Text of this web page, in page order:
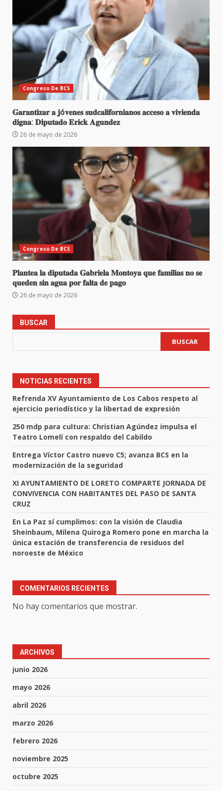
Congreso De BCS
𝐆𝐚𝐫𝐚𝐧𝐭𝐢𝐳𝐚𝐫 𝐚 𝐣ó𝐯𝐞𝐧𝐞𝐬 𝐬𝐮𝐝𝐜𝐚𝐥𝐢𝐟𝐨𝐫𝐧𝐢𝐚𝐧𝐨𝐬 𝐚𝐜𝐜𝐞𝐬𝐨 𝐚 𝐯𝐢𝐯𝐢𝐞𝐧𝐝𝐚
𝐝𝐢𝐠𝐧𝐚: 𝐃𝐢𝐩𝐮𝐭𝐚𝐝𝐨 𝐄𝐫𝐢𝐜𝐤 𝐀𝐠𝐮𝐧𝐝𝐞𝐳
26 de mayo de 2026
Congreso De BCS
𝐏𝐥𝐚𝐧𝐭𝐞𝐚 𝐥𝐚 𝐝𝐢𝐩𝐮𝐭𝐚𝐝𝐚 𝐆𝐚𝐛𝐫𝐢𝐞𝐥𝐚 𝐌𝐨𝐧𝐭𝐨𝐲𝐚 𝐪𝐮𝐞 𝐟𝐚𝐦𝐢𝐥𝐢𝐚𝐬 𝐧𝐨 𝐬𝐞
𝐪𝐮𝐞𝐝𝐞𝐧 𝐬𝐢𝐧 𝐚𝐠𝐮𝐚 𝐩𝐨𝐫 𝐟𝐚𝐥𝐭𝐚 𝐝𝐞 𝐩𝐚𝐠𝐨
26 de mayo de 2026
BUSCAR
BUSCAR
NOTICIAS RECIENTES
Refrenda XV Ayuntamiento de Los Cabos respeto al
ejercicio periodístico y la libertad de expresión
250 mdp para cultura: Christian Agúndez impulsa el
Teatro Lomelí con respaldo del Cabildo
Entrega Víctor Castro nuevo C5; avanza BCS en la
modernización de la seguridad
XI AYUNTAMIENTO DE LORETO COMPARTE JORNADA DE
CONVIVENCIA CON HABITANTES DEL PASO DE SANTA
CRUZ
En La Paz sí cumplimos: con la visión de Claudia
Sheinbaum, Milena Quiroga Romero pone en marcha la
única estación de transferencia de residuos del
noroeste de México
COMENTARIOS RECIENTES
No hay comentarios que mostrar.
ARCHIVOS
junio 2026
mayo 2026
abril 2026
marzo 2026
febrero 2026
noviembre 2025
octubre 2025